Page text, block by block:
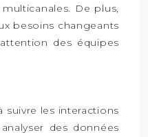
De plus,
besoins changeants
des équipes
suivre les interactions
des données